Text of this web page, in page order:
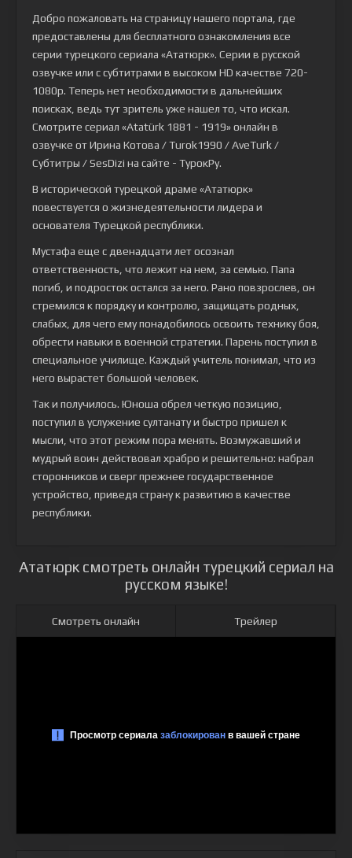
Добро пожаловать на страницу нашего портала, где
предоставлены для бесплатного ознакомления все
серии турецкого сериала «Ататюрк». Серии в русской
озвучке или с субтитрами в высоком HD качестве 720-
1080p. Теперь нет необходимости в дальнейших
поисках, ведь тут зритель уже нашел то, что искал.
Смотрите сериал «Atatürk 1881 - 1919» онлайн в
озвучке от Ирина Котова / Turok1990 / AveTurk /
Субтитры / SesDizi на сайте - ТурокРу.
В исторической турецкой драме «Ататюрк»
повествуется о жизнедеятельности лидера и
основателя Турецкой республики.
Мустафа еще с двенадцати лет осознал
ответственность, что лежит на нем, за семью. Папа
погиб, и подросток остался за него. Рано повзрослев, он
стремился к порядку и контролю, защищать родных,
слабых, для чего ему понадобилось освоить технику боя,
обрести навыки в военной стратегии. Парень поступил в
специальное училище. Каждый учитель понимал, что из
него вырастет большой человек.
Так и получилось. Юноша обрел четкую позицию,
поступил в услужение султанату и быстро пришел к
мысли, что этот режим пора менять. Возмужавший и
мудрый воин действовал храбро и решительно: набрал
сторонников и сверг прежнее государственное
устройство, приведя страну к развитию в качестве
республики.
Ататюрк смотреть онлайн турецкий сериал на
русском языке!
Смотреть онлайн Трейлер